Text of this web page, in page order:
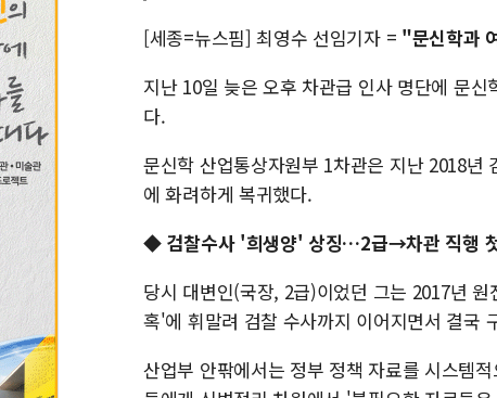
[세종=뉴스핌] 최영수 선임기자 = "문신학과
지난 10일 늦은 오후 차관급 인사 명단에 문
다.
문신학 산업통상자원부 1차관은 지난 2018
에 화려하게 복귀했다.
◆ 검찰수사 '희생양' 상징…2급→차관 직행
당시 대변인(국장, 2급)이었던 그는 2017년
혹'에 휘말려 검찰 수사까지 이어지면서 결국
산업부 안팎에서는 정부 정책 자료를 시스템